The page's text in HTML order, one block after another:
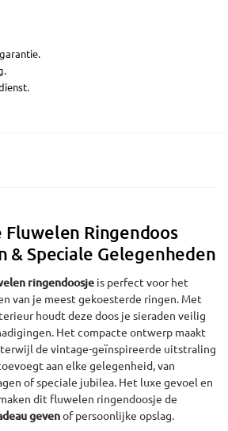
Fluwelen Ringendoos
Speciale Gelegenheden
ringendoosje is perfect voor het
van je meest gekoesterde ringen. Met
houdt deze doos je sieraden veilig
Het compacte ontwerp maakt
de vintage-geïnspireerde uitstraling
aan elke gelegenheid, van
of speciale jubilea. Het luxe gevoel en
dit fluwelen ringendoosje de
gevenof persoonlijke opslag.